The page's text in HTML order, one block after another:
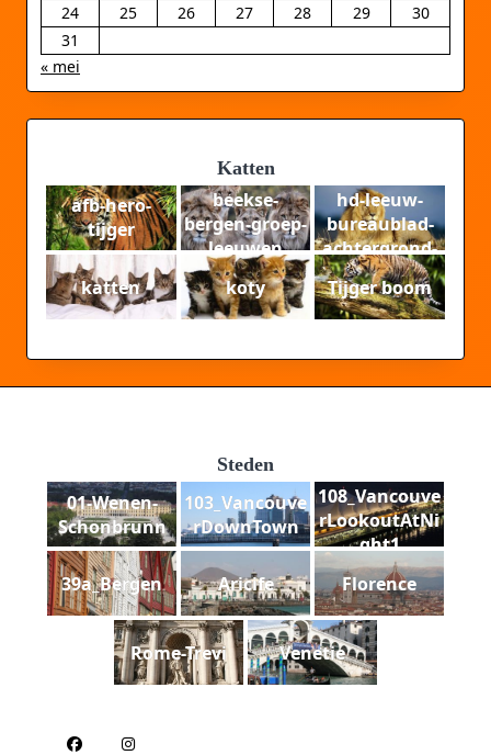
24
25 26 27 28 29
30
31
« mei
Katten
afb-hero-
tijger
beekse-
bergen-groep-
leeuwen
hd-leeuw-
bureaublad-
achtergrond-
hd-leeuwen-
wallpaper-
foto
katten koty Tijger boom
Steden
01-Wenen-
Schonbrunn
103_Vancouve
rDownTown
108_Vancouve
rLookoutAtNi
ght1
39a_Bergen
Aricife Florence
Rome-Trevi Venetie